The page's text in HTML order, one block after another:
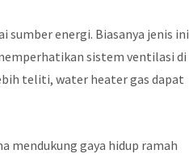
sumber energi. Biasanya jenis ini
sistem ventilasi di
teliti, water heater gas dapat
mendukung gaya hidup ramah